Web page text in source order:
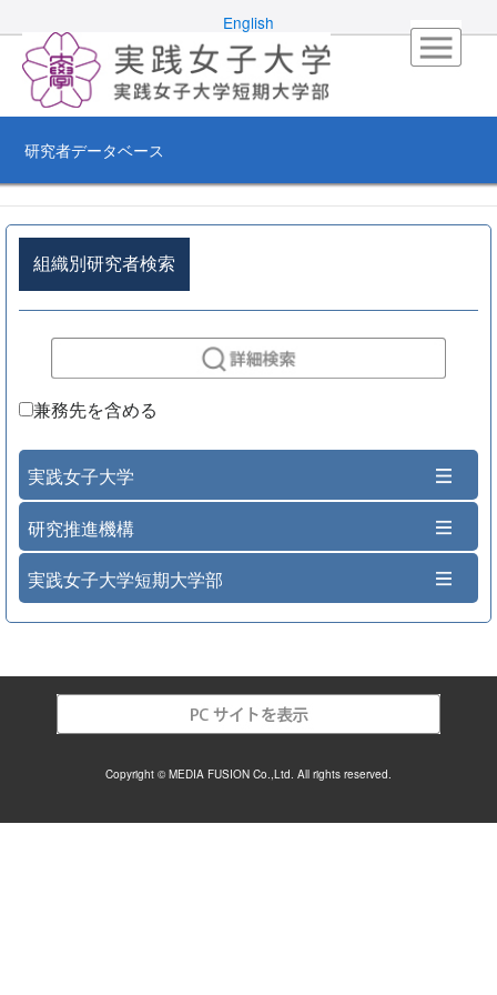
English
研究者データベース
組織別研究者検索
兼務先を含める
実践女子大学
研究推進機構
実践女子大学短期大学部
Copyright © MEDIA FUSION Co.,Ltd. All rights reserved.